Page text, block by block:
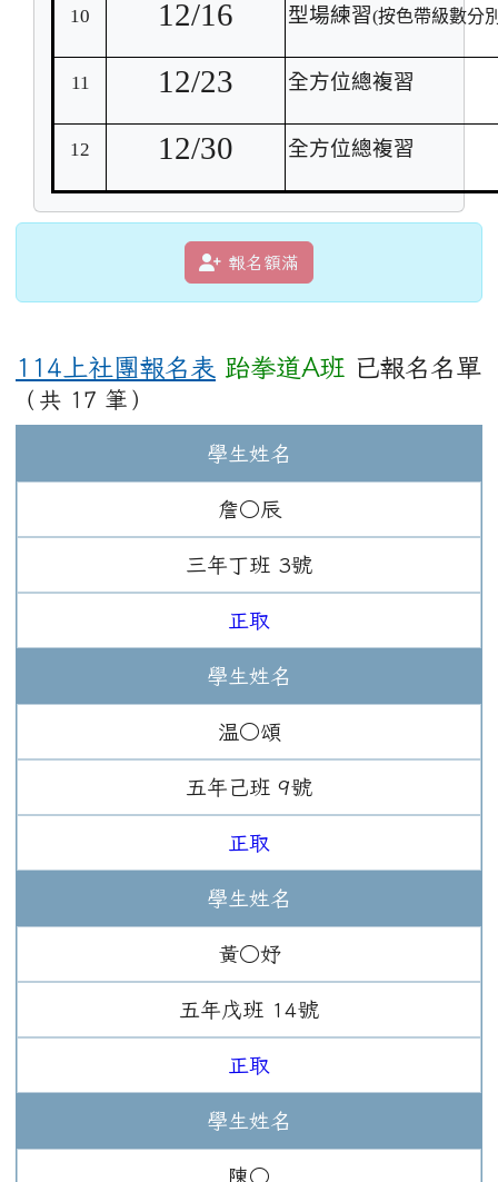
10 12/16 型場練習(按色帶級數分
11 12/23 全方位總複習
12 12/30 全方位總複習
報名額滿
114上社團報名表 跆拳道A班 已報名名單
（共 17 筆）
學生姓名
詹○辰
三年丁班 3號
正取
學生姓名
温○頌
五年 己班 9號
正取
學生姓名
黃○妤
五年 戊班 14號
正取
學生姓名
陳○